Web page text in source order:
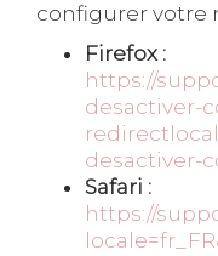
configurer votre
Firefox :
https://
desactiver-
desactiver-
Safari :
https://